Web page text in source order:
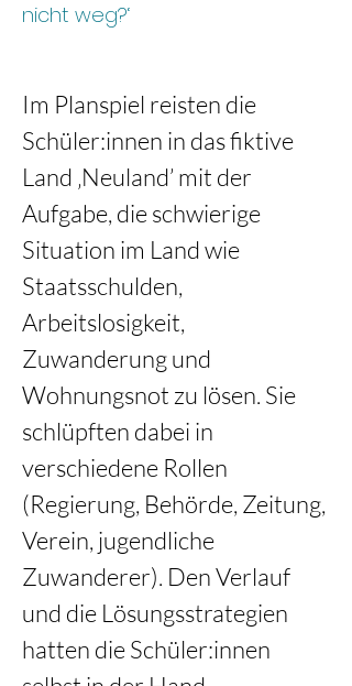
nicht weg?‘
Im Planspiel reisten die
Schüler:innen in das fiktive
Land ‚Neuland’ mit der
Aufgabe, die schwierige
Situation im Land wie
Staatsschulden,
Arbeitslosigkeit,
Zuwanderung und
Wohnungsnot zu lösen. Sie
schlüpften dabei in
verschiedene Rollen
(Regierung, Behörde, Zeitung,
Verein, jugendliche
Zuwanderer). Den Verlauf
und die Lösungsstrategien
hatten die Schüler:innen